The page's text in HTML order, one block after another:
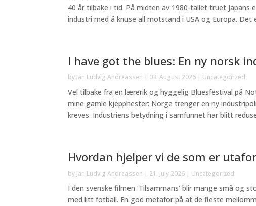
40 år tilbake i tid. På midten av 1980-tallet truet Japans
industri med å knuse all motstand i USA og Europa. Det
I have got the blues: En ny norsk
by Jan Ludvig Andreassen | 03. August 2026 | Uncategorized
Vel tilbake fra en lærerik og hyggelig Bluesfestival på
mine gamle kjepphester: Norge trenger en ny
kreves. Industriens betydning i samfunnet har blitt
Hvordan hjelper vi de som er
by Jan Ludvig Andreassen | 21. July 2026 | Uncategorized
I den svenske filmen ‘Tilsammans’ blir mange små og
med litt fotball. En god metafor på at de fleste